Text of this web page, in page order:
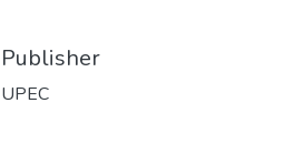
Publisher
UPEC